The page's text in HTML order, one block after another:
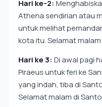
Hari ke-2:
Athena sendirian atau
untuk melihat
kota itu. Selamat
Hari ke 3: Di awal pagi
Piraeus untuk feri ke
yang indah, tiba di
Selamat malam di